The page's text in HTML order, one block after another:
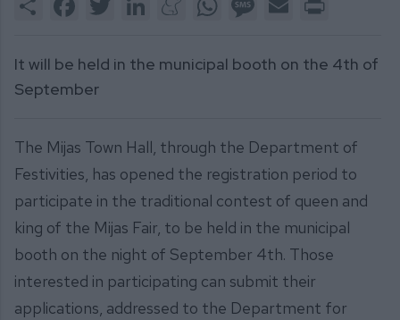
It will be held in the municipal booth on the 4th of
September
The Mijas Town Hall, through the Department of
Festivities, has opened the registration period to
participate in the traditional contest of queen and
king of the Mijas Fair, to be held in the municipal
booth on the night of September 4th. Those
interested in participating can submit their
applications, addressed to the Department for